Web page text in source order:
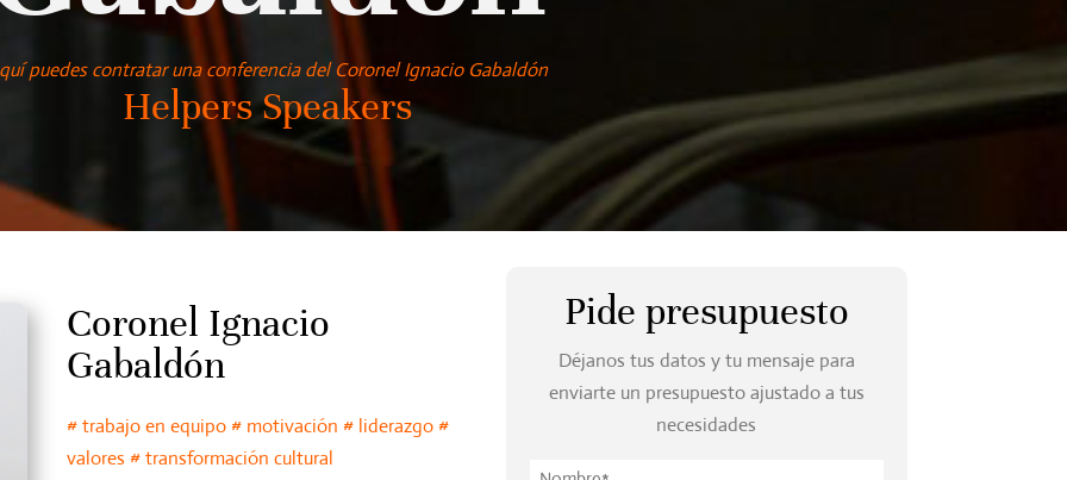
puedes contratar una conferencia del Coronel Ignacio Gabaldón
Helpers Speakers
Coronel Ignacio
Gabaldón
# trabajo en equipo # motivación # liderazgo #
valores # transformación cultural
Pide presupuesto
Déjanos tus datos y tu mensaje para
enviarte un presupuesto ajustado a tus
necesidades